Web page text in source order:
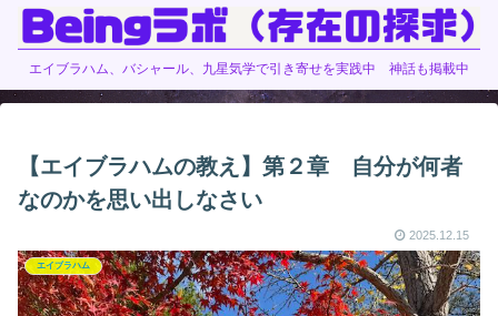
エイブラハム、バシャール、九星気学で引き寄せを実践中 神話も掲載中
【エイブラハムの教え】第２章 自分が何者
なのかを思い出しなさい
2025.12.15
エイブラハム